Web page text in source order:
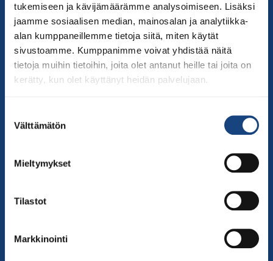
tukemiseen ja kävijämäärämme analysoimiseen. Lisäksi
jaamme sosiaalisen median, mainosalan ja analytiikka-
alan kumppaneillemme tietoja siitä, miten käytät
sivustoamme. Kumppanimme voivat yhdistää näitä
tietoja muihin tietoihin, joita olet antanut heille tai joita on
kerätty, kun olet käyttänyt heidän palvelujaan.
valinta
Välttämätön
Mieltymykset
Tilastot
Markkinointi
Yhteystiedot
Suomen Judoliitto
Olympiastadion
Paavo Nurmen tie 1
00250 Helsinki